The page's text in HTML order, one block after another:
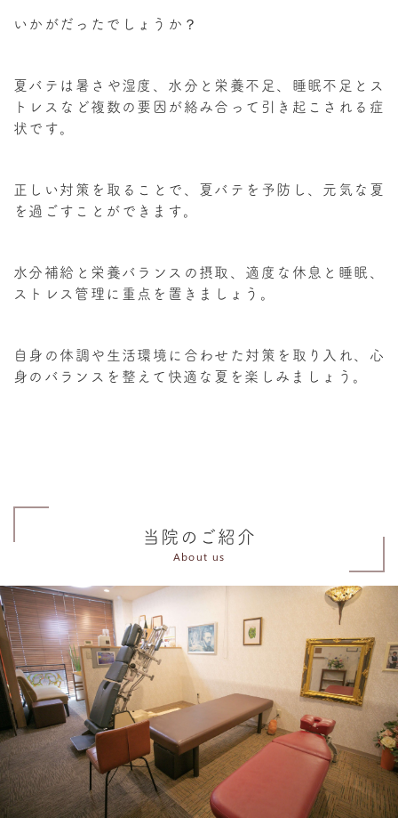
いかがだったでしょうか？
夏バテは暑さや湿度、水分と栄養不足、睡眠不足とス
トレスなど複数の要因が絡み合って引き起こされる症
状です。
正しい対策を取ることで、夏バテを予防し、元気な夏
を過ごすことができます。
水分補給と栄養バランスの摂取、適度な休息と睡眠、
ストレス管理に重点を置きましょう。
自身の体調や生活環境に合わせた対策を取り入れ、心
身のバランスを整えて快適な夏を楽しみましょう。
当院のご紹介
About us